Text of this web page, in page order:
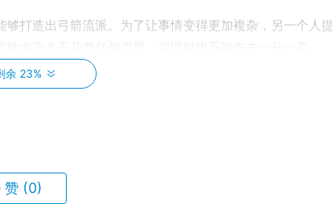
打造出弓箭流派。为了让事情变得更加複杂，另一个人提
4 million runes on a lvl 8 character for no specific
展开极为血尿的疯狂挑战，在不升等的情况下使用最烂
中意，因为这会让他在农完卢恩之后还得继续农装备，这
余 23%
赞 (0)